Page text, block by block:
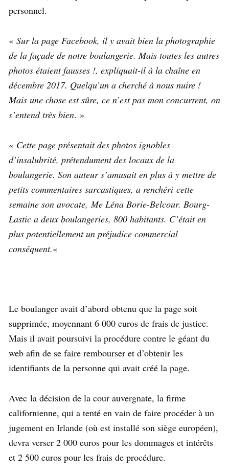
personnel.
« Sur la page Facebook, il y avait bien la photographie
de la façade de notre boulangerie. Mais toutes les autres
photos étaient fausses !, expliquait-il à la chaîne en
décembre 2017. Quelqu’un a cherché à nous nuire !
Mais une chose est sûre, ce n’est pas mon concurrent, on
s’entend très bien. »
« Cette page présentait des photos ignobles
d’insalubrité, prétendument des locaux de la
boulangerie. Son auteur s’amusait en plus à y mettre de
petits commentaires sarcastiques, a renchéri cette
semaine son avocate, Me Léna Borie-Belcour. Bourg-
Lastic a deux boulangeries, 800 habitants. C’était en
plus potentiellement un préjudice commercial
conséquent.«
Le boulanger avait d’abord obtenu que la page soit
supprimée, moyennant 6 000 euros de frais de justice.
Mais il avait poursuivi la procédure contre le géant du
web afin de se faire rembourser et d’obtenir les
identifiants de la personne qui avait créé la page.
Avec la décision de la cour auvergnate, la firme
californienne, qui a tenté en vain de faire procéder à un
jugement en Irlande (où est installé son siège européen),
devra verser 2 000 euros pour les dommages et intérêts
et 2 500 euros pour les frais de procédure.